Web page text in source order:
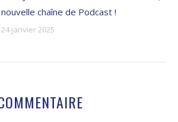
nouvelle chaîne de Podcast !
24 janvier 2025